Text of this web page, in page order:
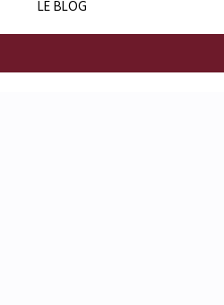
LE BLOG